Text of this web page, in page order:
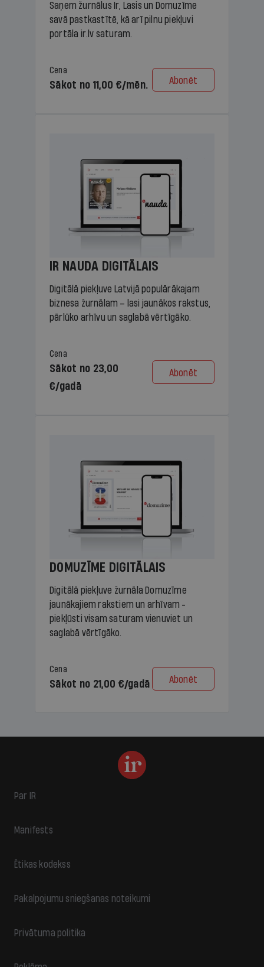
Saņem žurnālus Ir, Lasis un Domuzīme
savā pastkastītē, kā arī pilnu piekļuvi
portāla ir.lv saturam.
Cena
Sākot no 11,00 €/mēn. Abonēt
IR NAUDA DIGITĀLAIS
Digitālā piekļuve Latvijā populārākajam
biznesa žurnālam – lasi jaunākos rakstus,
pārlūko arhīvu un saglabā vērtīgāko.
Cena
Sākot no 23,00
€/gadā
Abonēt
DOMUZĪME DIGITĀLAIS
Digitālā piekļuve žurnāla Domuzīme
jaunākajiem rakstiem un arhīvam -
piekļūsti visam saturam vienuviet un
saglabā vērtīgāko.
Cena
Sākot no 21,00 €/gadā Abonēt
Par IR
Manifests
Ētikas kodekss
Pakalpojumu sniegšanas noteikumi
Privātuma politika